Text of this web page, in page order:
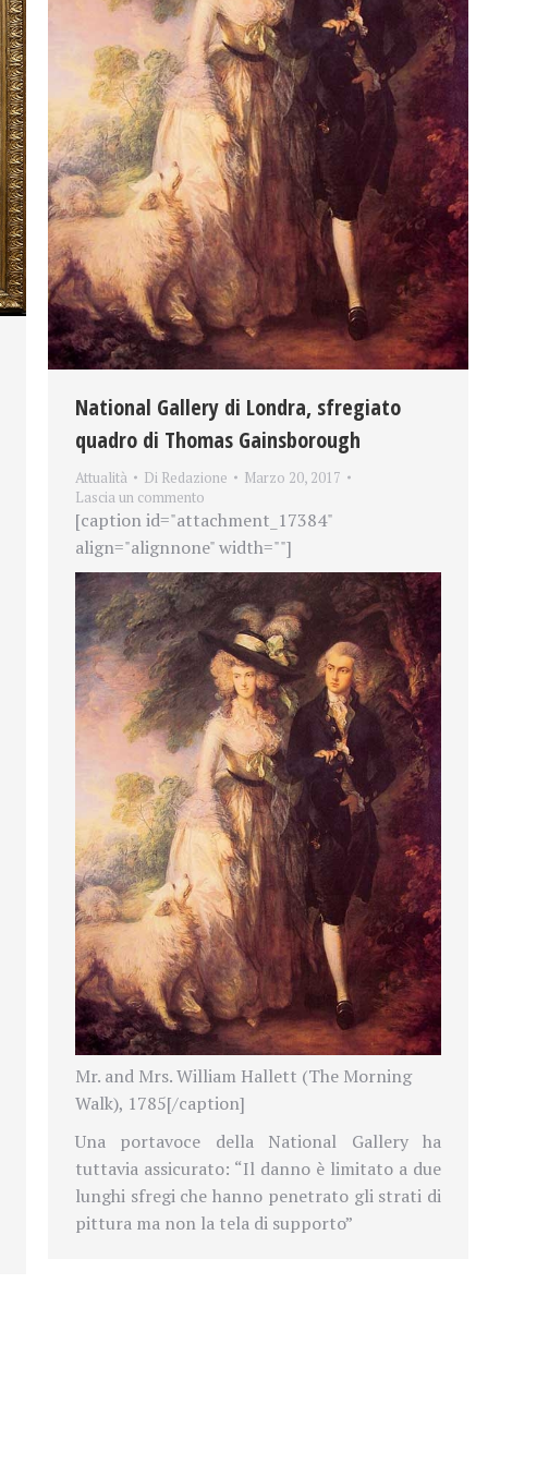
National Gallery di Londra, sfregiato
quadro di Thomas Gainsborough
Attualità Di Redazione
Marzo 20, 2017
Lascia un commento
[caption id="attachment_17384"
align="alignnone" width=""]
Mr. and Mrs. William Hallett (The Morning
Walk), 1785[/caption]
Una portavoce della National Gallery ha
tuttavia assicurato: “Il danno è limitato a due
lunghi sfregi che hanno penetrato gli strati di
pittura ma non la tela di supporto”